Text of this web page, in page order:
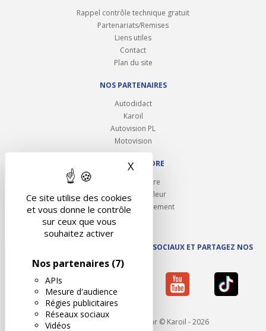
Ce site utilise des cookies
et vous donne le contrôle
sur ceux que vous
souhaitez activer
Nos partenaires (7)
APIs
Mesure d'audience
Régies publicitaires
Réseaux sociaux
Vidéos
X Masquer le bandeau des
Rappel contrôle technique gratuit
Partenariats/Remises
Liens utiles
Contact
Plan du site
NOS PARTENAIRES
Autodidact
Karoil
Autovision PL
Motovision
NOUS REJOINDRE
Ouvrir un centre
Devenez contrôleur
Carrières et recrutement
SUIVEZ AUTOVISION SUR LES RÉSEAUX SOCIAUX ET PARTAGEZ NOS
ACTUS
Mentions légales - Réalisé par © Karoil - 2026